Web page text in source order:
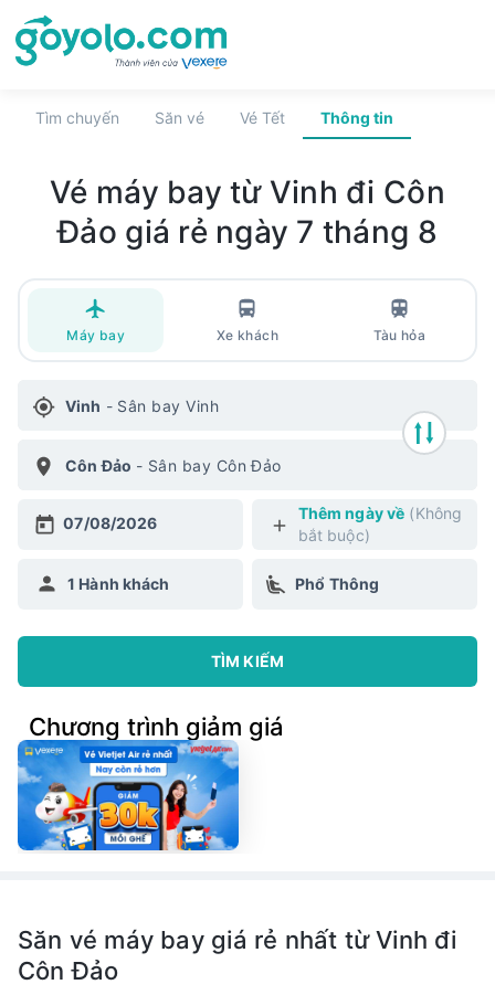
Tìm chuyến Săn vé Vé Tết Thông tin
Vé máy bay từ Vinh đi Côn
Đảo giá rẻngày 7 tháng 8
Máy bay Xe khách Tàu hỏa
Vinh - Sân bay Vinh
Côn Đảo - Sân bay Côn Đảo
07/08/2026
Thêm ngày về (Không
bắt buộc)
1 Hành khách Phổ Thông
TÌM KIẾM
Chương trình giảm giá
Săn vé máy bay giá rẻ nhất từ Vinh đi
Côn Đảo